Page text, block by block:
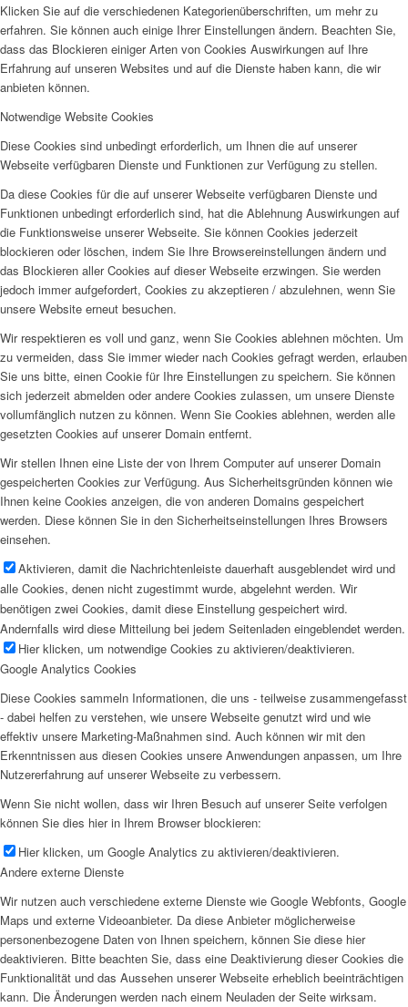
Klicken Sie auf die verschiedenen Kategorienüberschriften, um mehr zu
erfahren. Sie können auch einige Ihrer Einstellungen ändern. Beachten Sie,
dass das Blockieren einiger Arten von Cookies Auswirkungen auf Ihre
Erfahrung auf unseren Websites und auf die Dienste haben kann, die wir
anbieten können.
Notwendige Website Cookies
Diese Cookies sind unbedingt erforderlich, um Ihnen die auf unserer
Webseite verfügbaren Dienste und Funktionen zur Verfügung zu stellen.
Da diese Cookies für die auf unserer Webseite verfügbaren Dienste und
Funktionen unbedingt erforderlich sind, hat die Ablehnung Auswirkungen auf
die Funktionsweise unserer Webseite. Sie können Cookies jederzeit
blockieren oder löschen, indem Sie Ihre Browsereinstellungen ändern und
das Blockieren aller Cookies auf dieser Webseite erzwingen. Sie werden
jedoch immer aufgefordert, Cookies zu akzeptieren / abzulehnen, wenn Sie
unsere Website erneut besuchen.
Wir respektieren es voll und ganz, wenn Sie Cookies ablehnen möchten. Um
zu vermeiden, dass Sie immer wieder nach Cookies gefragt werden, erlauben
Sie uns bitte, einen Cookie für Ihre Einstellungen zu speichern. Sie können
sich jederzeit abmelden oder andere Cookies zulassen, um unsere Dienste
vollumfänglich nutzen zu können. Wenn Sie Cookies ablehnen, werden alle
gesetzten Cookies auf unserer Domain entfernt.
Wir stellen Ihnen eine Liste der von Ihrem Computer auf unserer Domain
gespeicherten Cookies zur Verfügung. Aus Sicherheitsgründen können wie
Ihnen keine Cookies anzeigen, die von anderen Domains gespeichert
werden. Diese können Sie in den Sicherheitseinstellungen Ihres Browsers
einsehen.
Aktivieren, damit die Nachrichtenleiste dauerhaft ausgeblendet wird und
alle Cookies, denen nicht zugestimmt wurde, abgelehnt werden. Wir
benötigen zwei Cookies, damit diese Einstellung gespeichert wird.
Andernfalls wird diese Mitteilung bei jedem Seitenladen eingeblendet werden.
Hier klicken, um notwendige Cookies zu aktivieren/deaktivieren.
Google Analytics Cookies
Diese Cookies sammeln Informationen, die uns - teilweise zusammengefasst
- dabei helfen zu verstehen, wie unsere Webseite genutzt wird und wie
effektiv unsere Marketing-Maßnahmen sind. Auch können wir mit den
Erkenntnissen aus diesen Cookies unsere Anwendungen anpassen, um Ihre
Nutzererfahrung auf unserer Webseite zu verbessern.
Wenn Sie nicht wollen, dass wir Ihren Besuch auf unserer Seite verfolgen
können Sie dies hier in Ihrem Browser blockieren:
Hier klicken, um Google Analytics zu aktivieren/deaktivieren.
Andere externe Dienste
Wir nutzen auch verschiedene externe Dienste wie Google Webfonts, Google
Maps und externe Videoanbieter. Da diese Anbieter möglicherweise
personenbezogene Daten von Ihnen speichern, können Sie diese hier
deaktivieren. Bitte beachten Sie, dass eine Deaktivierung dieser Cookies die
Funktionalität und das Aussehen unserer Webseite erheblich beeinträchtigen
kann. Die Änderungen werden nach einem Neuladen der Seite wirksam.